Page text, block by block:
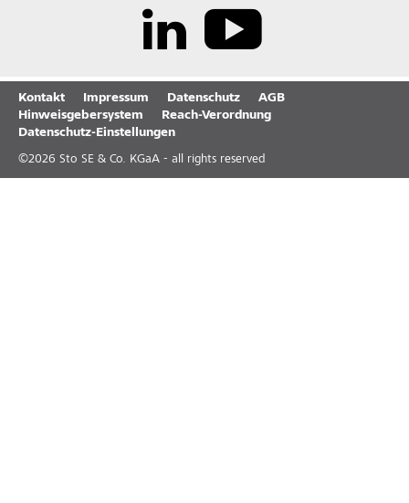
Kontakt Impressum Datenschutz
AGB
Hinweisgebersystem
Reach-Verordnung
Datenschutz-Einstellungen
©2026 Sto SE & Co. KGaA - all rights reserved